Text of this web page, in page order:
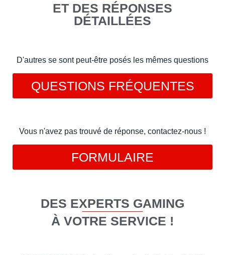
ET DES RÉPONSES
DÉTAILLÉES
D'autres se sont peut-être posés les mêmes questions
QUESTIONS FRÉQUENTES
Vous n'avez pas trouvé de réponse, contactez-nous !
FORMULAIRE
DES EXPERTS GAMING
À VOTRE SERVICE !